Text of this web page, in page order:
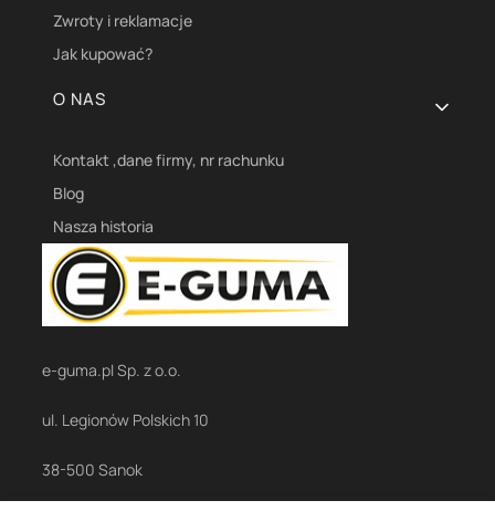
Zwroty i reklamacje
Jak kupować?
O NAS
Kontakt ,dane firmy, nr rachunku
Blog
Nasza historia
e-guma.pl Sp. z o.o.
ul. Legionów Polskich 10
38-500 Sanok